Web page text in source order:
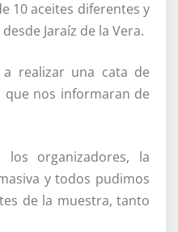
10 aceites diferentes y
Jaraíz de la Vera.
realizar una cata de
nos informaran de
organizadores, la
y todos pudimos
de la muestra, tanto